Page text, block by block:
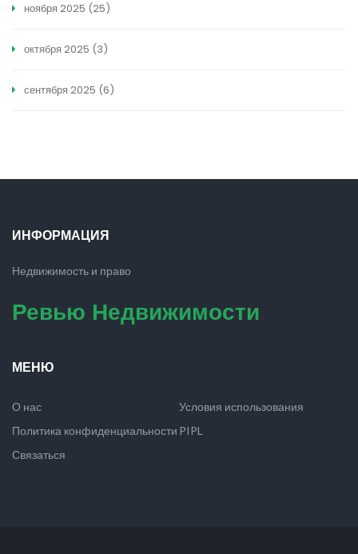
ноября 2025 (25)
октября 2025 (3)
сентября 2025 (6)
ИНФОРМАЦИЯ
Недвижимость и право
Ревью Недвижимости
МЕНЮ
О нас
Условия использования
Политика конфиденциальности PIPL
Связаться